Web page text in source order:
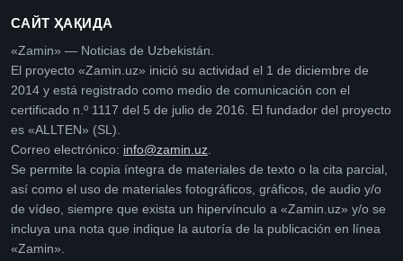
САЙТ ҲАҚИДА
«Zamin» — Noticias de Uzbekistán.
El proyecto «Zamin.uz» inició su actividad el 1 de diciembre de
2014 y está registrado como medio de comunicación con el
certificado n.º 1117 del 5 de julio de 2016. El fundador del proyecto
es «ALLTEN» (SL).
Correo electrónico: info@zamin.uz.
Se permite la copia íntegra de materiales de texto o la cita parcial,
así como el uso de materiales fotográficos, gráficos, de audio y/o
de vídeo, siempre que exista un hipervínculo a «Zamin.uz» y/o se
incluya una nota que indique la autoría de la publicación en línea
«Zamin».